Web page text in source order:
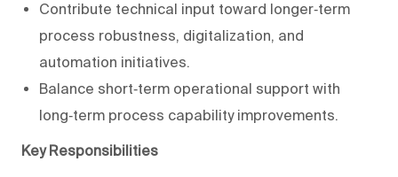
Contribute technical input toward longer‑term
process robustness, digitalization, and
automation initiatives.
Balance short‑term operational support with
long‑term process capability improvements.
Key Responsibilities